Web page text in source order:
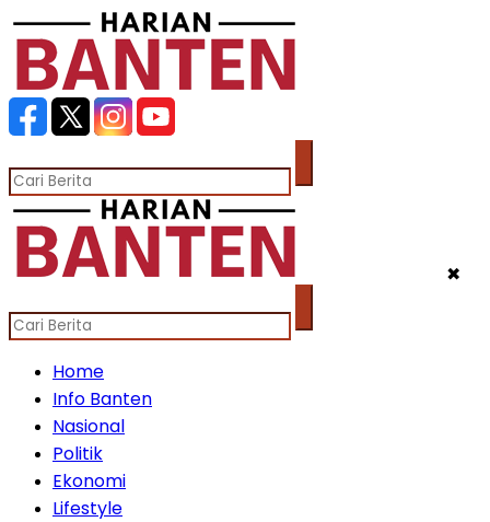
✖
Home
Info Banten
Nasional
Politik
Ekonomi
Lifestyle